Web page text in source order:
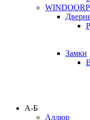
Замки
А-Б
Аллюр